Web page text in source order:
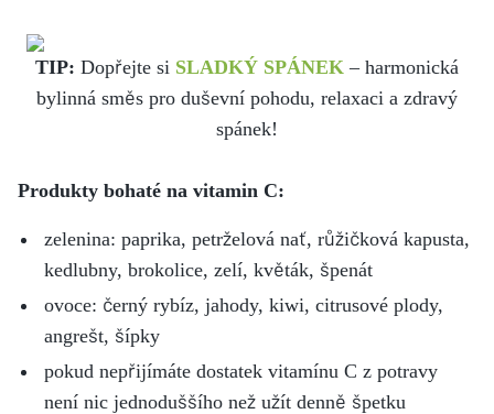
TIP: Dopřejte si SLADKÝ SPÁNEK – harmonická
bylinná směs pro duševní pohodu, relaxaci a zdravý
spánek!
Produkty bohaté na vitamin C:
zelenina: paprika, petrželová nať, růžičková kapusta,
kedlubny, brokolice, zelí, květák, špenát
ovoce: černý rybíz, jahody, kiwi, citrusové plody,
angrešt, šípky
pokud nepřijímáte dostatek vitamínu C z potravy
není nic jednoduššího než užít denně špetku